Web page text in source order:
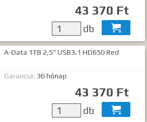
egy, minimum 3 betűs szót, vagy valamilyen
Speciális kifejezések:
szórész*
szerepeljen:
+szó
ne szerepeljen:
-szó
43 370 Ft
db 
A-Data 1TB 2,5" USB3.1 HD650 Red
Garancia: 36 hónap
43 370 Ft
db 